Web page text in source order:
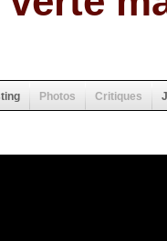
Photos Critiques